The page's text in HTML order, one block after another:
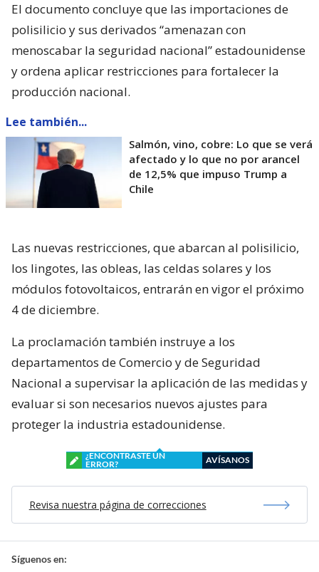
El documento concluye que las importaciones de
polisilicio y sus derivados “amenazan con
menoscabar la seguridad nacional” estadounidense
y ordena aplicar restricciones para fortalecer la
producción nacional.
Lee también...
Salmón, vino, cobre: Lo que se verá
afectado y lo que no por arancel
de 12,5% que impuso Trump a
Chile
Las nuevas restricciones, que abarcan al polisilicio,
los lingotes, las obleas, las celdas solares y los
módulos fotovoltaicos, entrarán en vigor el próximo
4 de diciembre.
La proclamación también instruye a los
departamentos de Comercio y de Seguridad
Nacional a supervisar la aplicación de las medidas y
evaluar si son necesarios nuevos ajustes para
proteger la industria estadounidense.
¿ENCONTRASTE UN
ERROR?
AVÍSANOS
Revisa nuestra página de correcciones
Síguenos en: